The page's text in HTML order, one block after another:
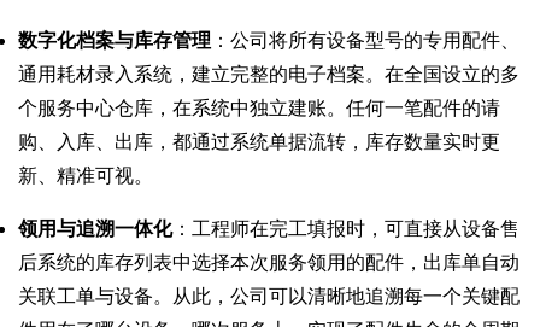
数字化档案与库存管理 ：公司将所有设备型号的专用配件、
通用耗材录入系统，建立完整的电子档案。在全国设立的多
个服务中心仓库，在系统中独立建账。任何一笔配件的请
购、入库、出库，都通过系统单据流转，库存数量实时更
新、精准可视。
领用与追溯一体化：工程师在完工填报时，可直接从设备售
后系统的库存列表中选择本次服务领用的配件，出库单自动
关联工单与设备。从此，公司可以清晰地追溯每一个关键配